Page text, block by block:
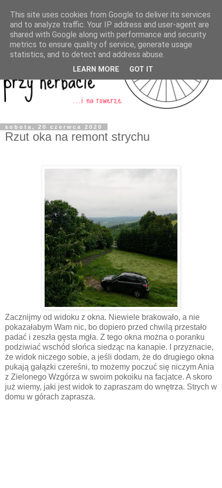
sobota, 20 czerwca 2020
Rzut oka na remont strychu
Zacznijmy od widoku z okna. Niewiele brakowało, a nie
pokazałabym Wam nic, bo dopiero przed chwilą przestało
padać i zeszła gęsta mgła. Z tego okna można o poranku
podziwiać wschód słońca siedząc na kanapie. I przyznacie,
że widok niczego sobie, a jeśli dodam, że do drugiego okna
pukają gałązki czereśni, to możemy poczuć się niczym Ania
z Zielonego Wzgórza w swoim pokoiku na facjatce. A skoro
już wiemy, jaki jest widok to zapraszam do wnętrza. Strych w
domu w górach zaprasza.
This site uses cookies from Google to deliver its services
and to analyze traffic. Your IP address and user-agent are
shared with Google along with performance and security
metrics to ensure quality of service, generate usage
statistics, and to detect and address abuse.
LEARN MORE GOT IT